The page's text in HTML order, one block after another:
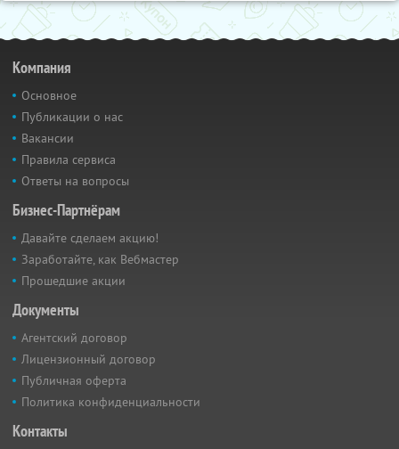
Компания
Основное
Публикации о нас
Вакансии
Правила сервиса
Ответы на вопросы
Бизнес-Партнёрам
Давайте сделаем акцию!
Заработайте, как Вебмастер
Прошедшие акции
Документы
Агентский договор
Лицензионный договор
Публичная оферта
Политика конфиденциальности
Контакты